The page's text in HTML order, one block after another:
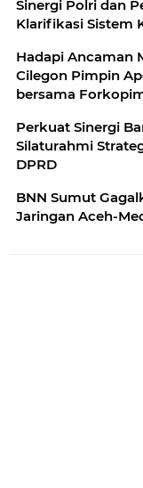
Sinergi Polri dan
Klarifikasi Sistem
Hadapi Ancaman
Cilegon Pimpin
bersama
Perkuat Sinergi
Silaturahmi
DPRD
BNN Sumut
Jaringan Aceh-